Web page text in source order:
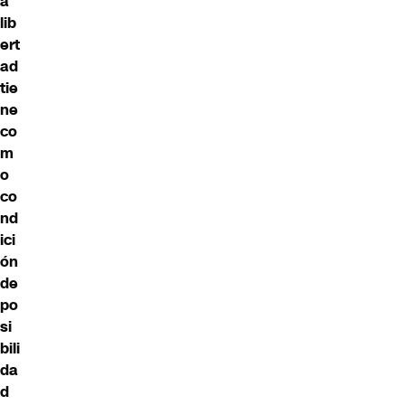
lib
ert
ad
tie
ne
co
m
o
co
nd
ici
ón
de
po
si
bili
da
d